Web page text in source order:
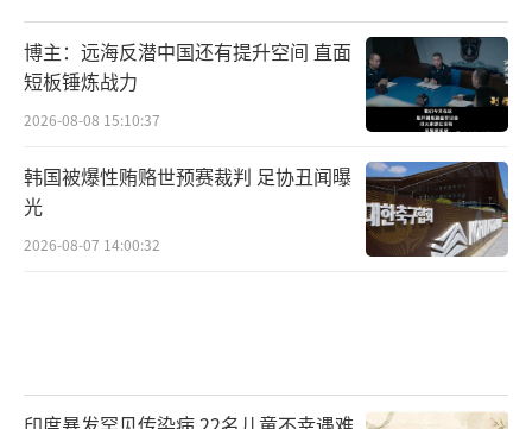
博主：远海反潜中国还有提升空间 直面
短板锤炼战力
2026-08-08 15:10:37
韩国被爆性贿赂世预赛裁判 足协丑闻曝
光
2026-08-07 14:00:32